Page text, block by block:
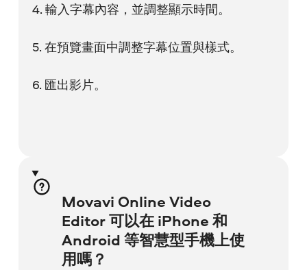
4. 輸入字幕內容，並調整顯示時間。
5. 在預覽畫面中調整字幕位置與樣式。
6. 匯出影片。
Movavi Online Video
Editor 可以在 iPhone 和
Android 等智慧型手機上使
用嗎？